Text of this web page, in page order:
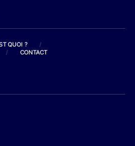
QUOI ?
/
/ CONTACT